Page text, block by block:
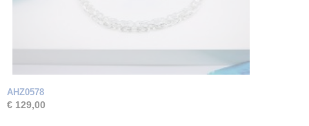
AHZ0578
€ 129,00